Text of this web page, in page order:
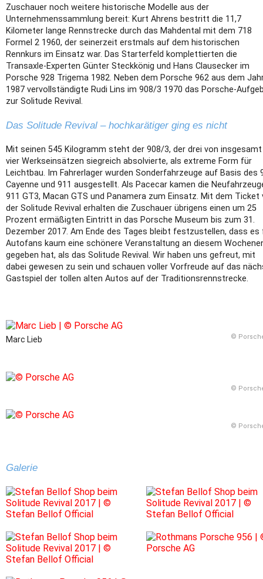
Zuschauer noch weitere historische Modelle aus der
Unternehmenssammlung bereit: Kurt Ahrens bestritt die 11,7
Kilometer lange Rennstrecke durch das Mahdental mit dem 718
Formel 2 1960, der seinerzeit erstmals auf dem historischen
Rennkurs im Einsatz war. Das Starterfeld komplettierten die
Transaxle-Experten Günter Steckkönig und Hans Clausecker im
Porsche 928 Trigema 1982. Neben dem Porsche 962 aus dem
1987 vervollständigte Rudi Lins im 908/3 1970 das Porsche-
zur Solitude Revival.
Das Solitude Revival – hochkarätiger ging es nicht
Mit seinen 545 Kilogramm steht der 908/3, der drei von insgesamt
vier Werkseinsätzen siegreich absolvierte, als extreme Form für
Leichtbau. Im Fahrerlager wurden Sonderfahrzeuge auf Basis des
Cayenne und 911 ausgestellt. Als Pacecar kamen die
911 GT3, Macan GTS und Panamera zum Einsatz. Mit dem Ticket
der Solitude Revival erhalten die Zuschauer übrigens einen um 25
Prozent ermäßigten Eintritt in das Porsche Museum bis zum 31.
Dezember 2017. Am Ende des Tages bleibt festzustellen, dass es
Autofans kaum eine schönere Veranstaltung an diesem
gegeben hat, als das Solitude Revival. Wir haben uns gefreut, mit
dabei gewesen zu sein und schauen voller Vorfreude auf das
Gastspiel der tollen alten Autos auf der Traditionsrennstrecke.
©
Marc Lieb
©
©
Galerie